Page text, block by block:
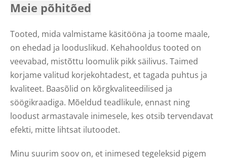
Meie põhitõed
Tooted, mida valmistame käsitööna ja toome maale,
on ehedad ja looduslikud. Kehahooldus tooted on
veevabad, mistõttu loomulik pikk säilivus. Taimed
korjame valitud korjekohtadest, et tagada puhtus ja
kvaliteet. Baasõlid on kõrgkvaliteedilised ja
söögikraadiga. Mõeldud teadlikule, ennast ning
loodust armastavale inimesele, kes otsib tervendavat
efekti, mitte lihtsat ilutoodet.
Minu suurim soov on, et inimesed tegeleksid pigem